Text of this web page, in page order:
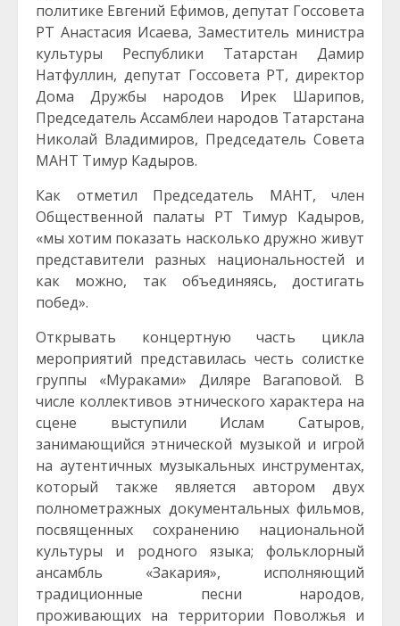
политике Евгений Ефимов, депутат Госсовета
РТ Анастасия Исаева, Заместитель министра
культуры Республики Татарстан Дамир
Натфуллин, депутат Госсовета РТ, директор
Дома Дружбы народов Ирек Шарипов,
Председатель Ассамблеи народов Татарстана
Николай Владимиров, Председатель Совета
МАНТ Тимур Кадыров.
Как отметил Председатель МАНТ, член
Общественной палаты РТ Тимур Кадыров,
«мы хотим показать насколько дружно живут
представители разных национальностей и
как можно, так объединяясь, достигать
побед».
Открывать концертную часть цикла
мероприятий представилась честь солистке
группы «Мураками» Диляре Вагаповой. В
числе коллективов этнического характера на
сцене выступили Ислам Сатыров,
занимающийся этнической музыкой и игрой
на аутентичных музыкальных инструментах,
который также является автором двух
полнометражных документальных фильмов,
посвященных сохранению национальной
культуры и родного языка; фольклорный
ансамбль «Закария», исполняющий
традиционные песни народов,
проживающих на территории Поволжья и